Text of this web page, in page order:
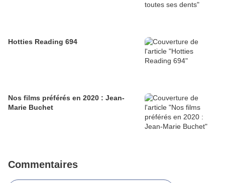
Hotties Reading 694
Nos films préférés en 2020 : Jean-
Marie Buchet
Commentaires